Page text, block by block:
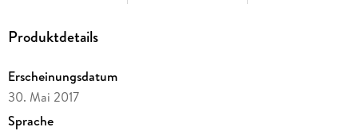
Produktdetails
Erscheinungsdatum
30. Mai 2017
Sprache